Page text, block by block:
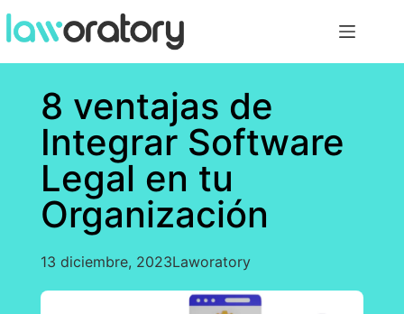
8 ventajas de
Integrar Software
Legal en tu
Organización
13 diciembre, 2023Laworatory